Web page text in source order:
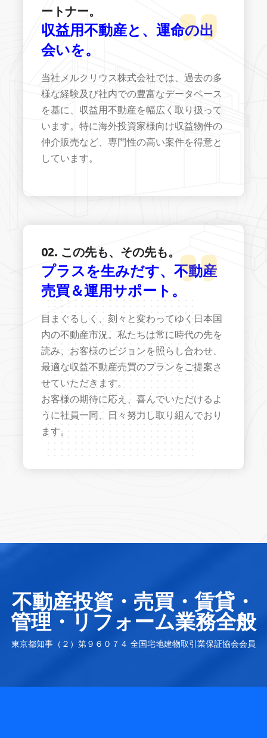
ートナー。
収益用不動産と、運命の出
会いを。
当社メルクリウス株式会社では、過去の多
様な経験及び社内での豊富なデータベース
を基に、収益用不動産を幅広く取り扱って
います。特に海外投資家様向け収益物件の
仲介販売など、専門性の高い案件を得意と
しています。
02. この先も、その先も。
プラスを生みだす、不動産
売買＆運用サポート。
目まぐるしく、刻々と変わってゆく日本国
内の不動産市況。私たちは常に時代の先を
読み、お客様のビジョンを照らし合わせ、
最適な収益不動産売買のプランをご提案さ
せていただきます。
お客様の期待に応え、喜んでいただけるよ
うに社員一同、日々努力し取り組んでおり
ます。
不動産投資・売買・賃貸・
管理・リフォーム業務全般
東京都知事（２）第９６０７４ 全国宅地建物取引業保証協会会員